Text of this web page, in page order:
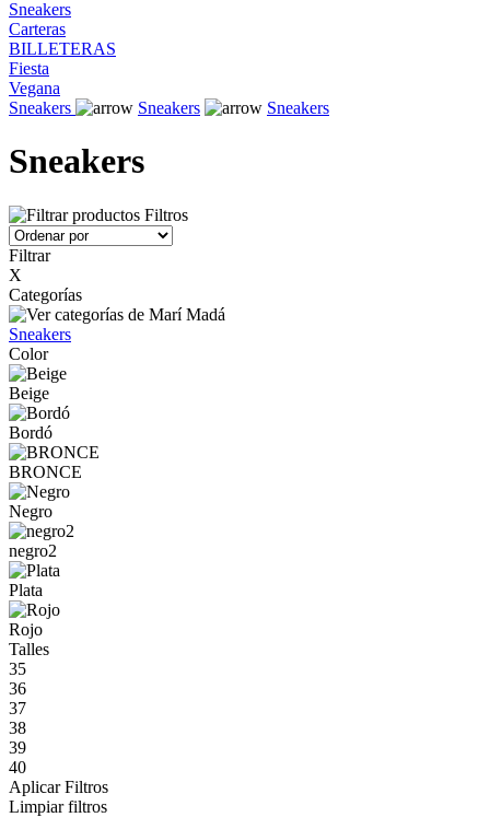
Sneakers
Carteras
BILLETERAS
Fiesta
Vegana
Sneakers
Sneakers Sneakers
Sneakers
Filtros
Filtrar
X
Categorías
Sneakers
Color
Beige
Bordó
BRONCE
Negro
negro2
Plata
Rojo
Talles
35
36
37
38
39
40
Aplicar Filtros
Limpiar filtros